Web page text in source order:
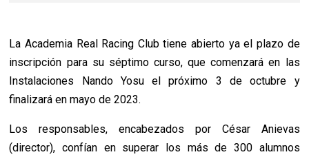
La Academia Real Racing Club tiene abierto ya el plazo de
inscripción para su séptimo curso, que comenzará en las
Instalaciones Nando Yosu el próximo 3 de octubre y
finalizará en mayo de 2023.
Los responsables, encabezados por César Anievas
(director), confían en superar los más de 300 alumnos